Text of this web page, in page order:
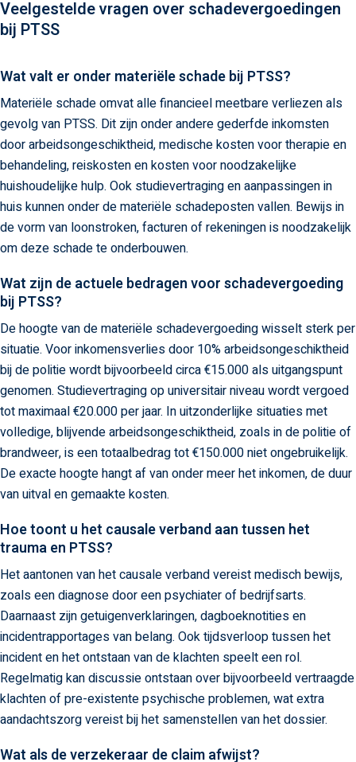
Veelgestelde vragen over schadevergoedingen
bij PTSS
Wat valt er onder materiële schade bij PTSS?
Materiële schade omvat alle financieel meetbare verliezen als
gevolg van PTSS. Dit zijn onder andere gederfde inkomsten
door arbeidsongeschiktheid, medische kosten voor therapie en
behandeling, reiskosten en kosten voor noodzakelijke
huishoudelijke hulp. Ook studievertraging en aanpassingen in
huis kunnen onder de materiële schadeposten vallen. Bewijs in
de vorm van loonstroken, facturen of rekeningen is noodzakelijk
om deze schade te onderbouwen.
Wat zijn de actuele bedragen voor schadevergoeding
bij PTSS?
De hoogte van de materiële schadevergoeding wisselt sterk per
situatie. Voor inkomensverlies door 10% arbeidsongeschiktheid
bij de politie wordt bijvoorbeeld circa €15.000 als uitgangspunt
genomen. Studievertraging op universitair niveau wordt vergoed
tot maximaal €20.000 per jaar. In uitzonderlijke situaties met
volledige, blijvende arbeidsongeschiktheid, zoals in de politie of
brandweer, is een totaalbedrag tot €150.000 niet ongebruikelijk.
De exacte hoogte hangt af van onder meer het inkomen, de duur
van uitval en gemaakte kosten.
Hoe toont u het causale verband aan tussen het
trauma en PTSS?
Het aantonen van het causale verband vereist medisch bewijs,
zoals een diagnose door een psychiater of bedrijfsarts.
Daarnaast zijn getuigenverklaringen, dagboeknotities en
incidentrapportages van belang. Ook tijdsverloop tussen het
incident en het ontstaan van de klachten speelt een rol.
Regelmatig kan discussie ontstaan over bijvoorbeeld vertraagde
klachten of pre-existente psychische problemen, wat extra
aandachtszorg vereist bij het samenstellen van het dossier.
Wat als de verzekeraar de claim afwijst?